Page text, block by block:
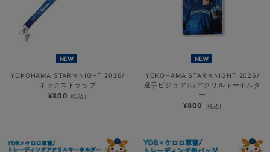
NEW
YOKOHAMA STAR☆NIGHT 2026/
ネックストラップ
¥800 (税込)
NEW
YOKOHAMA STAR☆NIGHT 2026/
選手ビジュアル/アクリルキーホルダ
ー
¥800 (税込)